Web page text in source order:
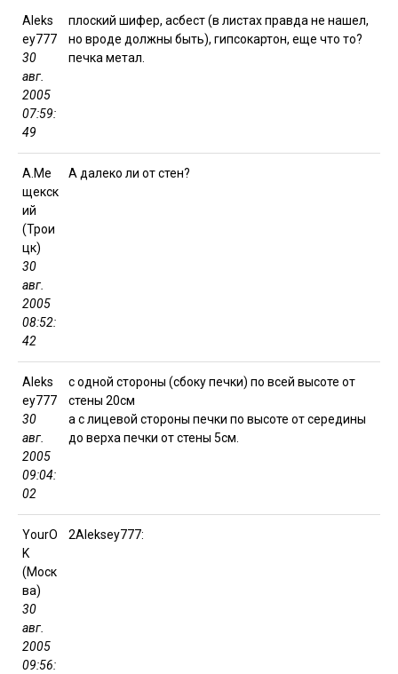
Aleks
ey777
30
авг.
2005
07:59:
49
плоский шифер, асбест (в листах правда не нашел,
но вроде должны быть), гипсокартон, еще что то?
печка метал.
А.Ме
щекск
ий
(Трои
цк)
30
авг.
2005
08:52:
42
А далеко ли от стен?
Aleks
ey777
30
авг.
2005
09:04:
02
с одной стороны (сбоку печки) по всей высоте от
стены 20см
а с лицевой стороны печки по высоте от середины
до верха печки от стены 5см.
YourO
K
(Моск
ва)
30
авг.
2005
09:56:
2Aleksey777: